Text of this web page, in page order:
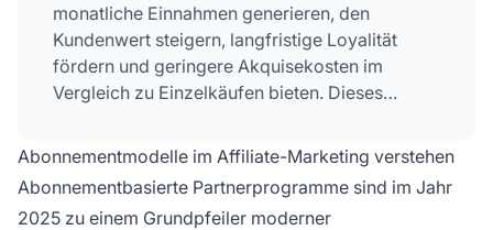
monatliche Einnahmen generieren, den
Kundenwert steigern, langfristige Loyalität
fördern und geringere Akquisekosten im
Vergleich zu Einzelkäufen bieten. Dieses
gleichermaßen attraktiv und macht
abonnementbasierte Partnerprogramme zu
einer besonders lukrativen Wachstumschance.
Abonnementmodelle im Affiliate-Marketing verstehen
Abonnementbasierte Partnerprogramme sind im Jahr
2025 zu einem Grundpfeiler moderner